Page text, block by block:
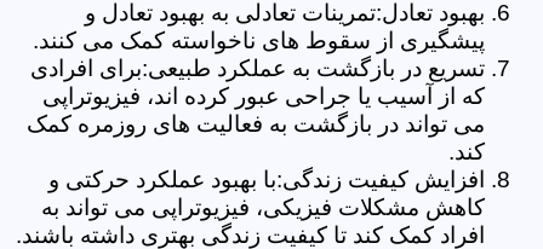
بهبود تعادل:تمرینات تعادلی به بهبود تعادل و
پیشگیری از سقوط های ناخواسته کمک می کنند.
تسریع در بازگشت به عملکرد طبیعی:برای افرادی
که از آسیب یا جراحی عبور کرده اند، فیزیوتراپی
می تواند در بازگشت به فعالیت های روزمره کمک
کند.
افزایش کیفیت زندگی:با بهبود عملکرد حرکتی و
کاهش مشکلات فیزیکی، فیزیوتراپی می تواند به
افراد کمک کند تا کیفیت زندگی بهتری داشته باشند.